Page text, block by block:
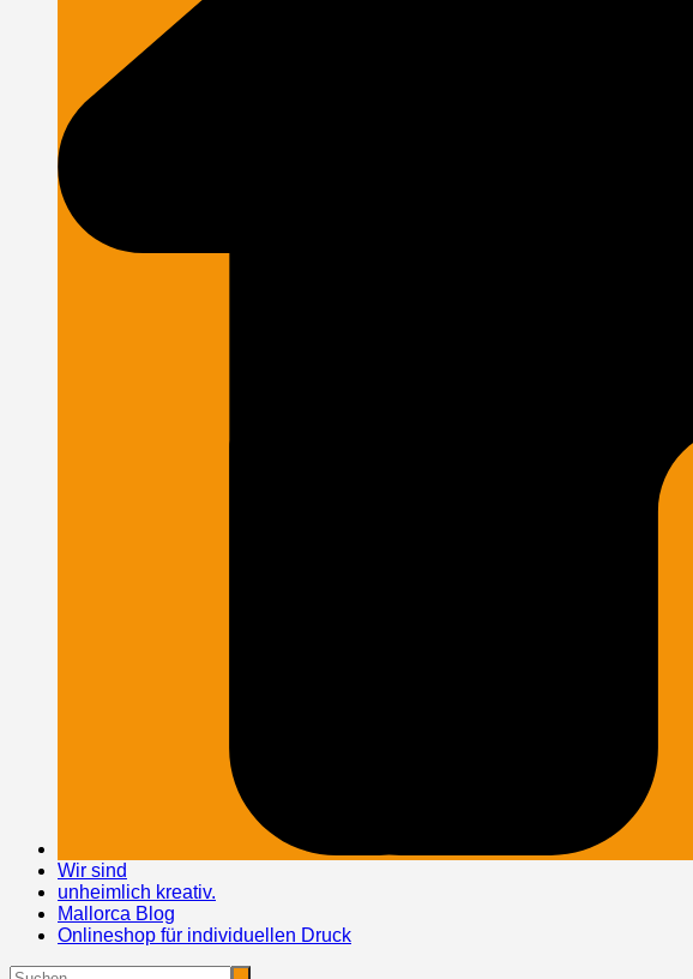
Wir sind
unheimlich kreativ.
Mallorca Blog
Onlineshop für individuellen Druck